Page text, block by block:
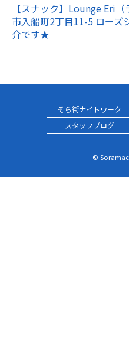
【スナック】Lounge Eri
市入船町2丁目11-5 ローズ
介です★
そら街ナイトワーク
スタッフブログ
©